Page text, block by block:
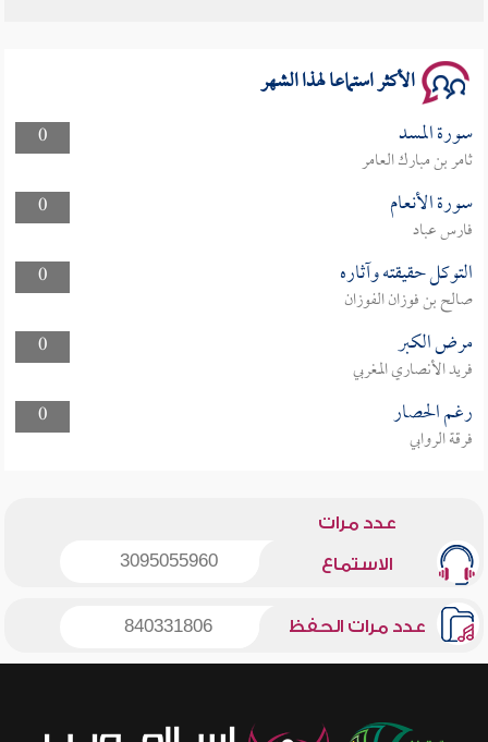
الأكثر استماعا لهذا الشهر
0 سورة المسد
ثامر بن مبارك العامر
0
سورة الأنعام
فارس عباد
0
التوكل حقيقته وآثاره
صالح بن فوزان الفوزان
0
مرض الكبر
فريد الأنصاري المغربي
0
رغم الحصار
فرقة الروابي
عدد مرات
الاستماع 3095055960
عدد مرات الحفظ 840331806